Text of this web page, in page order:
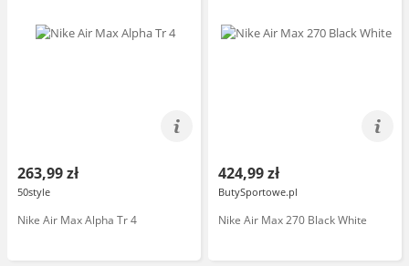
263,99 zł
50style
Nike Air Max Alpha Tr 4
424,99 zł
ButySportowe.pl
Nike Air Max 270 Black White